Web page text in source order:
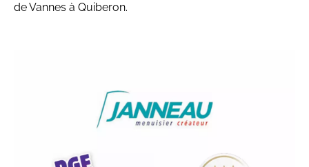
de Vannes à Quiberon.